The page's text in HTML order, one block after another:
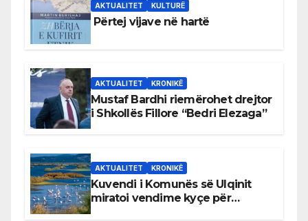
AKTUALITET KULTURË
Përtej vijave në hartë
AKTUALITET KRONIKË
Mustaf Bardhi riemërohet drejtor
i Shkollës Fillore “Bedri Elezaga”
AKTUALITET KRONIKË
Kuvendi i Komunës së Ulqinit
miratoi vendime kyçe për